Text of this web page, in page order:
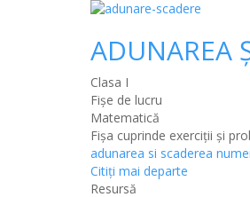
ADUNAREA
Clasa I
Fișe de lucru
Matematică
Fișa cuprinde exerciții și
adunarea si scaderea
Citiţi mai departe
Resursă